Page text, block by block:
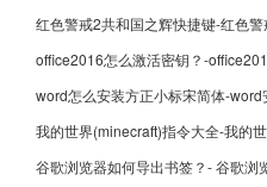
红色警戒2共和国之辉快捷键-红色
office2016怎么激活密钥？-
word怎么安装方正小标宋简体-
我的世界(minecraft)指令大全-我的
谷歌浏览器如何导出书签？- 谷歌浏